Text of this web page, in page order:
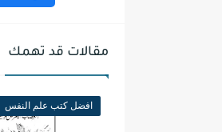
مقالات قد تهمك
افضل كتب علم النفس